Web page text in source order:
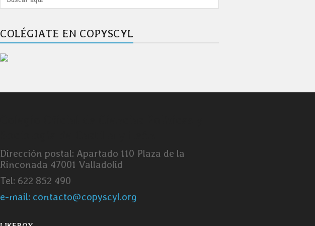
COLÉGIATE EN COPYSCYL
Dirección postal: Apartado 110 Plaza de la
Rinconada 47001 Valladolid
Tel: 622 852 490
e-mail: contacto@copyscyl.org